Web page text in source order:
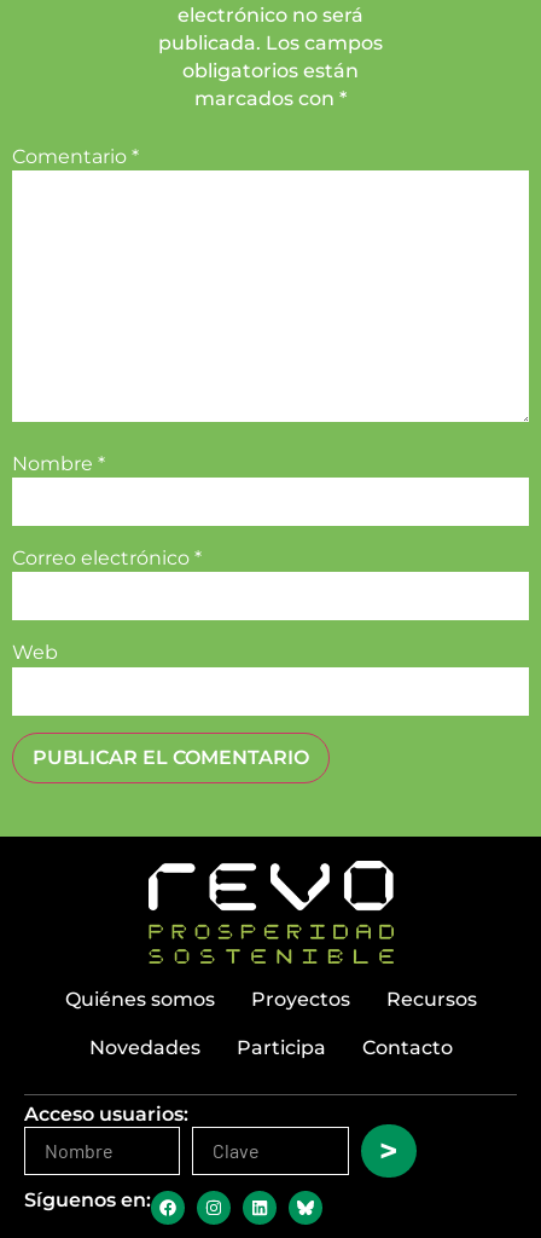
electrónico no será
publicada. Los campos
obligatorios están
marcados con *
Comentario *
Nombre *
Correo electrónico *
Web
Quiénes somos Proyectos Recursos
Novedades Participa Contacto
Acceso usuarios:
>
Síguenos en: